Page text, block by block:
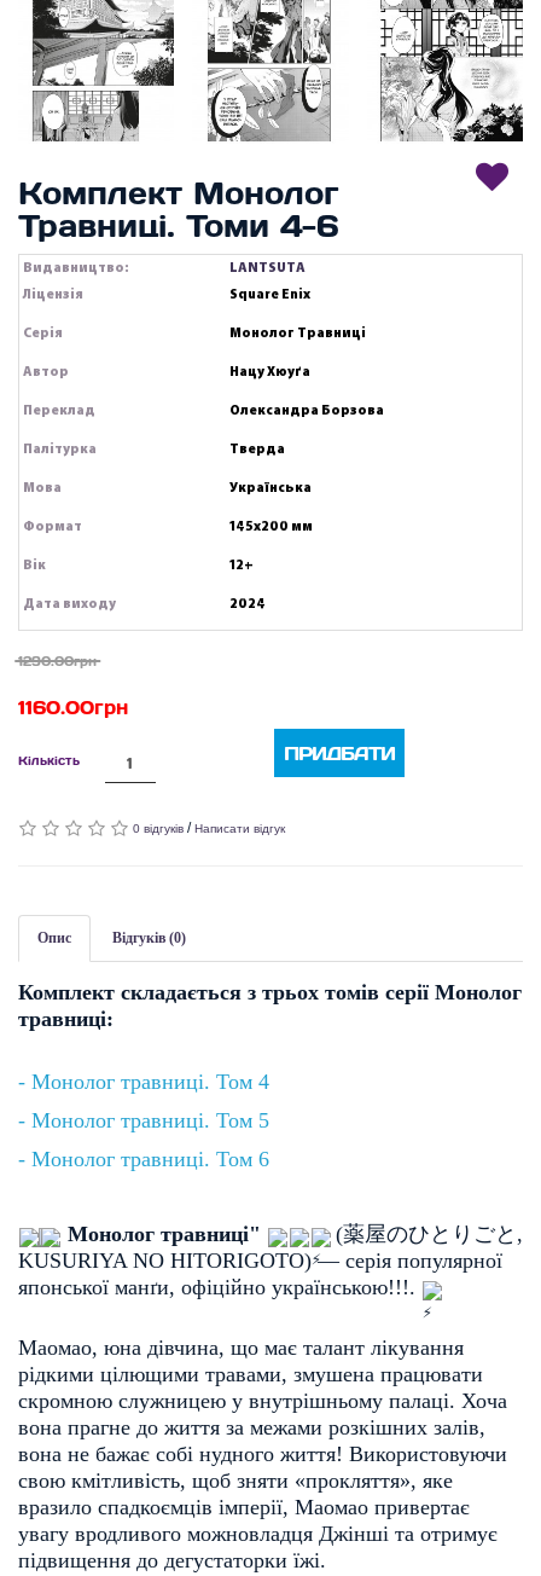
Комплект Монолог
Травниці. Томи 4-6
Видавництво:
LANTSUTA
Ліцензія
Square Enix
Серія Монолог Травниці
Автор Нацу Хюуґа
Переклад Олександра Борзова
Палітурка Тверда
Мова Українська
Формат 145х200 мм
Вік 12+
Дата виходу 2024
1290.00грн
1160.00грн
Кількість ПРИДБАТИ
0 відгуків /Написати відгук
Опис Відгуків (0)
Комплект складається з трьох томів серії Монолог
травниці:
- Монолог травниці. Том 4
- Монолог травниці. Том 5
- Монолог травниці. Том 6
Монолог травниці" (薬屋のひとりごと
KUSURIYA NO HITORIGOTO) — серія популярної
японської манґи, офіційно українською!!!.
Маомао, юна дівчина, що має талант лікування
рідкими цілющими травами, змушена працювати
скромною служницею у внутрішньому палаці. Хоча
вона прагне до життя за межами розкішних залів,
вона не бажає собі нудного життя! Використовуючи
свою кмітливість, щоб зняти «прокляття», яке
вразило спадкоємців імперії, Маомао привертає
увагу вродливого можновладця Джінші та отримує
підвищення до дегустаторки їжі.